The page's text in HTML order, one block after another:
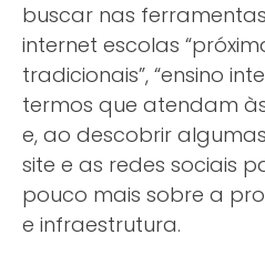
buscar nas
internet escolas
tradicionais”, “ensino
termos que atendam
e, ao descobrir
site e as redes sociais
pouco mais sobre a
e infraestrutura.